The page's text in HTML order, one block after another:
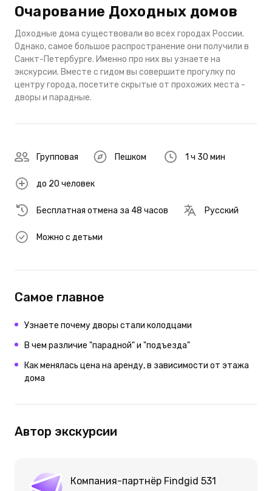
Очарование Доходных домов
Доходные дома существовали во всех городах России.
Однако, самое большое распространение они получили в
Санкт-Петербурге. Именно про них вы узнаете на
экскурсии. Вместе с гидом вы совершите прогулку по
центру города, посетите скрытые от прохожих места -
дворы и парадные.
Групповая Пешком 1 ч 30 мин
до 20 человек
Бесплатная отмена за 48 часов Русский
Можно с детьми
Самое главное
Узнаете почему дворы стали колодцами
В чем различие "парадной" и "подъезда"
Как менялась цена на аренду, в зависимости от этажа
дома
Автор экскурсии
Компания-партнёр Findgid 531